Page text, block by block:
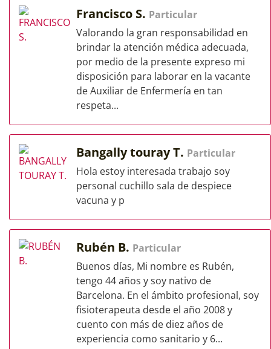
Francisco S. Particular
Valorando la gran responsabilidad en
brindar la atención médica adecuada,
por medio de la presente expreso mi
disposición para laborar en la vacante
de Auxiliar de Enfermería en tan
respeta...
Bangally touray T. Particular
Hola estoy interesada trabajo soy
personal cuchillo sala de despiece
vacuna y p
Rubén B. Particular
Buenos días, Mi nombre es Rubén,
tengo 44 años y soy nativo de
Barcelona. En el ámbito profesional, soy
fisioterapeuta desde el año 2008 y
cuento con más de diez años de
experiencia como sanitario y 6...